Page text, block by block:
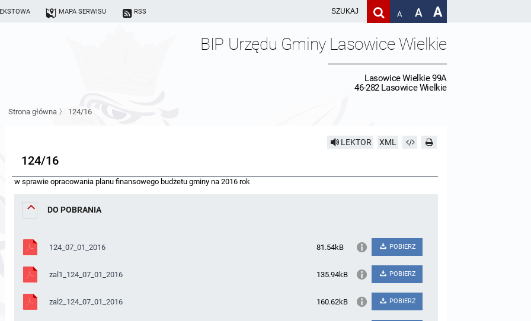
MAPA SERWISU RSS A A A
BIP Urzędu Gminy Lasowice Wielkie
Lasowice Wielkie 99A
46-282 Lasowice Wielkie
Strona główna 〉 124/16
LEKTOR XML
124/16
w sprawie opracowania planu finansowego budżetu gminy na 2016 rok
DO POBRANIA
124_07_01_2016 81.54kB POBIERZ
zal1_124_07_01_2016 135.94kB POBIERZ
zal2_124_07_01_2016 160.62kB POBIERZ